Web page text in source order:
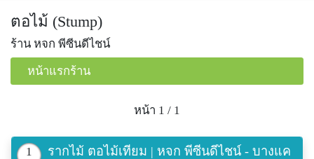
ตอไม้ (Stump)
ร้าน หจก พีซีนดีไชน์
หน้าแรกร้าน
หน้า 1 / 1
1
รากไม้ ตอไม้เทียม | หจก พีซีนดีไชน์ - บางแค